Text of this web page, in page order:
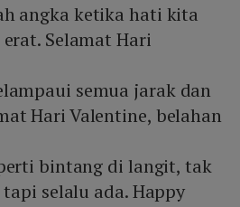
angka ketika hati kita
Selamat Hari
semua jarak dan
Hari Valentine, belahan
bintang di langit, tak
selalu ada. Happy